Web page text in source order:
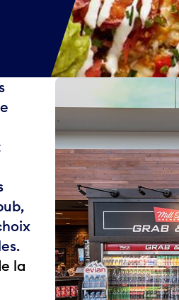
la